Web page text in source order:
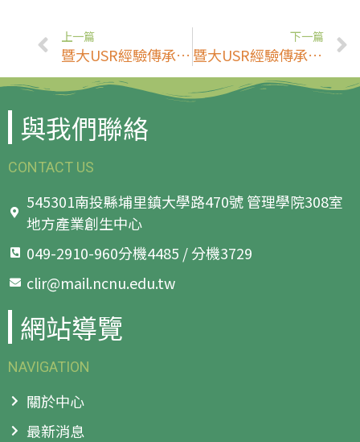
上一篇
暨大USR經驗傳承東南亞、揚名國際 (鄉親新聞網)
下一篇
暨大USR經驗傳承東南亞、揚名國際 (台灣華報)
與我們聯絡
CONTACT US
545301南投縣埔里鎮大學路470號 管理學院308室
地方產業創生中心
049-2910-960分機4485 / 分機3729
clir@mail.ncnu.edu.tw
網站導覽
NAVIGATION
關於中心
最新消息